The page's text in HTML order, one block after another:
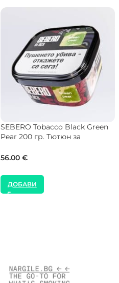
Musthave Tobacco Apple Drops
25 гр. Тютюн за Наргиле
9.00€
ДОБАВИ